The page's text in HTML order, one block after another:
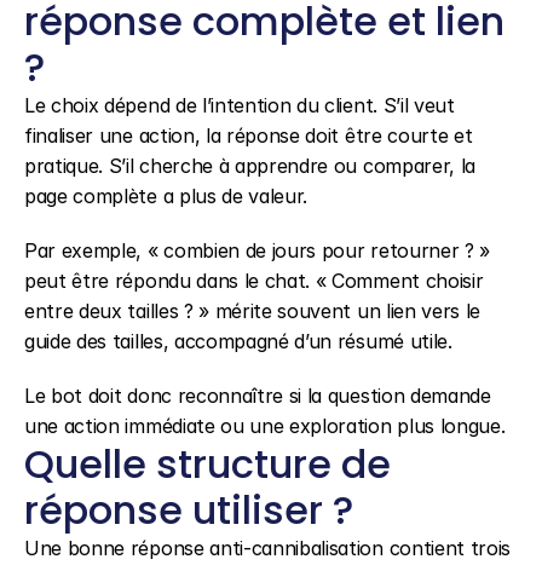
réponse complète et lien
?
Le choix dépend de l’intention du client. S’il veut
finaliser une action, la réponse doit être courte et
pratique. S’il cherche à apprendre ou comparer, la
page complète a plus de valeur.
Par exemple, « combien de jours pour retourner ? »
peut être répondu dans le chat. « Comment choisir
entre deux tailles ? » mérite souvent un lien vers le
guide des tailles, accompagné d’un résumé utile.
Le bot doit donc reconnaître si la question demande
une action immédiate ou une exploration plus longue.
Quelle structure de
réponse utiliser ?
Une bonne réponse anti-cannibalisation contient trois